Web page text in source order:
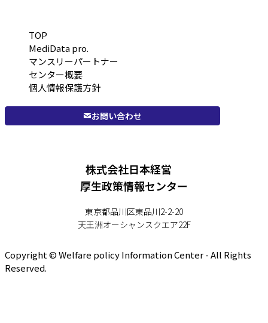
TOP
MediData pro.
マンスリーパートナー
センター概要
個人情報保護方針
お問い合わせ
株式会社日本経営
厚生政策情報センター
東京都品川区東品川2-2-20
天王洲オーシャンスクエア22F
Copyright © Welfare policy Information Center - All Rights
Reserved.